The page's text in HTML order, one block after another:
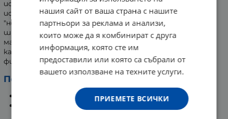
испанците през 16 век. Названието й произхожда от
испанската дума vainilla, която в превод означава
"ножница на малка сабя". Ванилията е популярана и
широко използвана кулинарна добавка, като именно
мадагаскарската бурбонска ванилия е най-
качествената. Ванилията съдържа над 200
фитонутриента.
Полезни действия:
Активира мозъчната дейност.
Бори се с безсбезсънието, подобрявайки
нашия сайт от ваша страна с нашите
партньори за реклама и анализи,
които може да я комбинират с друга
информация, която сте им
предоставили или която са събрали от
вашето използване на техните услуги.
ПРИЕМЕТЕ ВСИЧКИ